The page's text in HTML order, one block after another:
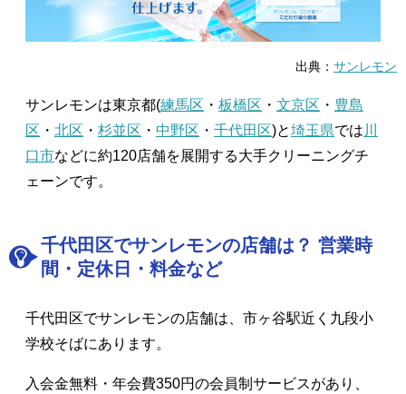
出典： サンレモン
サンレモンは東京都(練馬区 ・ 板橋区 ・ 文京区 ・ 豊島
区 ・ 北区 ・ 杉並区 ・ 中野区 ・ 千代田区)と埼玉県では 川
口市などに約120店舗を展開する大手クリーニングチ
ェーンです。
千代田区でサンレモンの店舗は？ 営業時
間・定休日・料金など
千代田区でサンレモンの店舗は、市ヶ谷駅近く九段小
学校そばにあります。
入会金無料・年会費350円の会員制サービスがあり、